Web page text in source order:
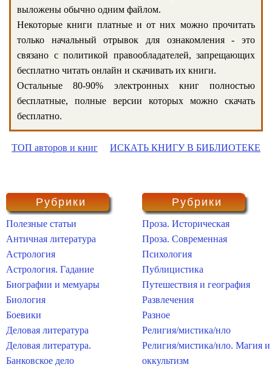
выложены обычно одним файлом.
Некоторые книги платные и от них можно прочитать
только начальный отрывок для ознакомления - это
связано с политикой правообладателей, запрещающих
бесплатно читать онлайн и скачивать их книги.
Остальные 80-90% электронных книг полностью
бесплатные, полные версии которых можно скачать
бесплатно.
ТОП авторов и книг ИСКАТЬ КНИГУ В БИБЛИОТЕКЕ
Рубрики
Полезные статьи
Античная литература
Астрология
Астрология. Гадание
Биографии и мемуары
Биология
Боевики
Деловая литература
Деловая литература.
Банковское дело
Рубрики
Проза. Историческая
Проза. Современная
Психология
Публицистика
Путешествия и география
Развлечения
Разное
Религия/мистика/нло
Религия/мистика/нло. Магия и
оккультизм